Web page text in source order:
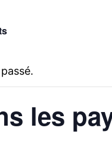
les